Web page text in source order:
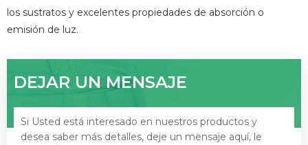
los sustratos y excelentes propiedades de absorción o
emisión de luz.
DEJAR UN MENSAJE
Si Usted está interesado en nuestros productos y
desea saber más detalles, deje un mensaje aquí, le